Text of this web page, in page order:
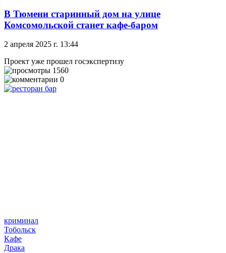
В Тюмени старинный дом на улице
Комсомольской станет кафе-баром
2 апреля 2025 г. 13:44
Проект уже прошел госэкспертизу
1560
0
криминал
Тобольск
Кафе
Драка